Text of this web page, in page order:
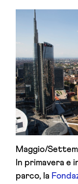
Maggio/
In primavera e
parco, la